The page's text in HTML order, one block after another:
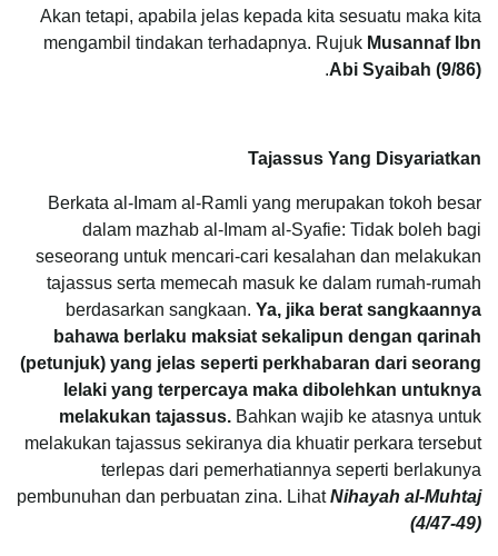
Akan tetapi, apabila jelas kepada kita sesuatu maka kita
mengambil tindakan terhadapnya. Rujuk Musannaf Ibn
Abi Syaibah (9/86)
.
Tajassus Yang Disyariatkan
Berkata al-Imam al-Ramli yang merupakan tokoh besar
dalam mazhab al-Imam al-Syafie: Tidak boleh bagi
seseorang untuk mencari-cari kesalahan dan melakukan
tajassus serta memecah masuk ke dalam rumah-rumah
berdasarkan sangkaan. Ya, jika berat sangkaannya
bahawa berlaku maksiat sekalipun dengan qarinah
(petunjuk) yang jelas seperti perkhabaran dari seorang
lelaki yang terpercaya maka dibolehkan untuknya
melakukan tajassus. Bahkan wajib ke atasnya untuk
melakukan tajassus sekiranya dia khuatir perkara tersebut
terlepas dari pemerhatiannya seperti berlakunya
pembunuhan dan perbuatan zina. LihatNihayah al-Muhtaj
(4/47-49)